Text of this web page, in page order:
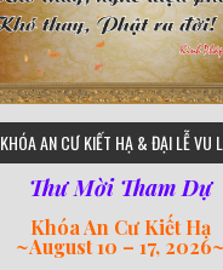
75
KHÓA AN CƯ KIẾT HẠ & ĐẠI LỄ VU
Thư Mời Tham Dự
Khóa An Cư Kiết Hạ
~August 10 – 17, 2026~